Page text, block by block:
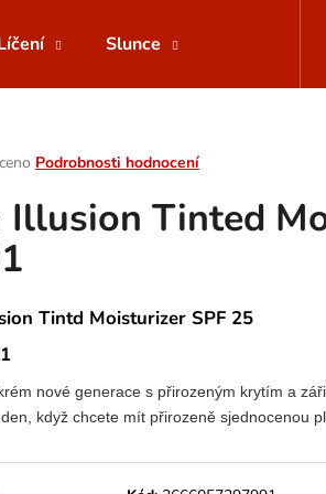
Slunce
Podrobnosti hodnocení
Illusion Tinted
Tintd Moisturizer SPF 25
nové generace s přirozeným krytím a
když chcete mít přirozeně sjednocenou